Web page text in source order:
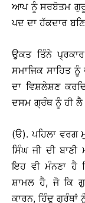
ਆਪ ਨੂੰ ਸਰਬੋਤਮ ਗੁਰੂ;
ਪਦ ਦਾ ਹੱਕਦਾਰ
ਉਕਤ ਤਿੰਨੇ
ਸਮਾਜਿਕ ਸਾਹਿਤ
ਦਾ ਵਿਸ਼ਲੇਸ਼ਣ
ਦਸਮ ਗ੍ਰੰਥ ਨੂੰ ਹੀ
(ੳ). ਪਹਿਲਾ ਵਰਗ
ਸਿੰਘ ਜੀ ਦੀ
ਇਹ ਵੀ ਮੰਨਣਾ ਹੈ
ਸ਼ਾਮਲ ਹੈ, ਜੋ ਕਿ
ਕਾਰਨ, ਹਿੰਦੂ ਗ੍ਰੰਥਾਂ